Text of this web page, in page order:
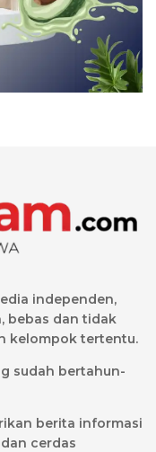
independen,
bebas dan tidak
kelompok tertentu.
sudah bertahun-
berita informasi
cerdas